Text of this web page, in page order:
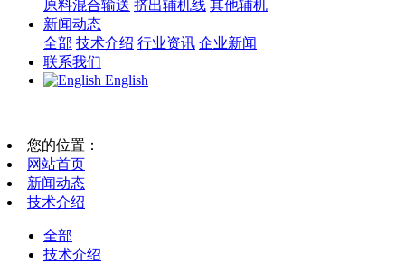
原料混合输送 挤出辅机线 其他辅机
新闻动态
全部 技术介绍 行业资讯 企业新闻
联系我们
English
您的位置：
网站首页
新闻动态
技术介绍
全部
技术介绍